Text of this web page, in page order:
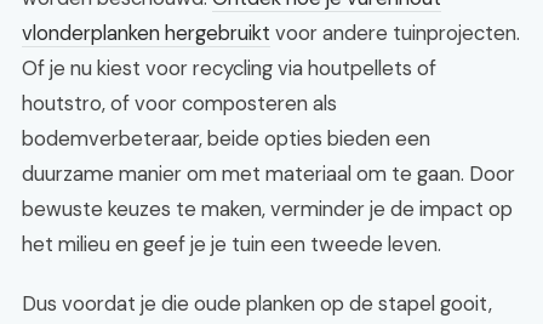
vlonderplanken hergebruikt voor andere tuinprojecten.
Of je nu kiest voor recycling via houtpellets of
houtstro, of voor composteren als
bodemverbeteraar, beide opties bieden een
duurzame manier om met materiaal om te gaan. Door
bewuste keuzes te maken, verminder je de impact op
het milieu en geef je je tuin een tweede leven.
Dus voordat je die oude planken op de stapel gooit,